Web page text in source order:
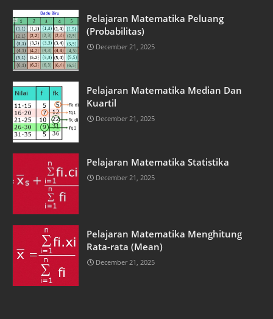
Pelajaran Matematika Peluang
(Probabilitas)
December 21, 2025
Pelajaran Matematika Median Dan
Kuartil
December 21, 2025
Pelajaran Matematika Statistika
December 21, 2025
Pelajaran Matematika Menghitung
Rata-rata (Mean)
December 21, 2025